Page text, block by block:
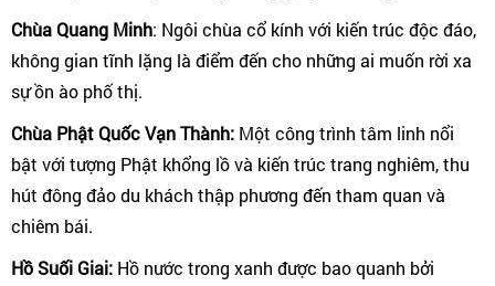
Chùa Quang Minh: Ngôi chùa cổ kính với kiến trúc độc đáo,
không gian tĩnh lặng là điểm đến cho những ai muốn rời xa
sự ồn ào phố thị.
Chùa Phật Quốc Vạn Thành: Một công trình tâm linh nổi
bật với tượng Phật khổng lồ và kiến trúc trang nghiêm, thu
hút đông đảo du khách thập phương đến tham quan và
chiêm bái.
Hồ Suối Giai: Hồ nước trong xanh được bao quanh bởi